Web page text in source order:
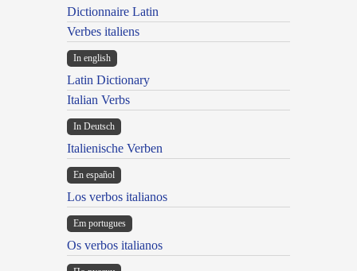
Dictionnaire Latin
Verbes italiens
In english
Latin Dictionary
Italian Verbs
In Deutsch
Italienische Verben
En español
Los verbos italianos
Em portugues
Os verbos italianos